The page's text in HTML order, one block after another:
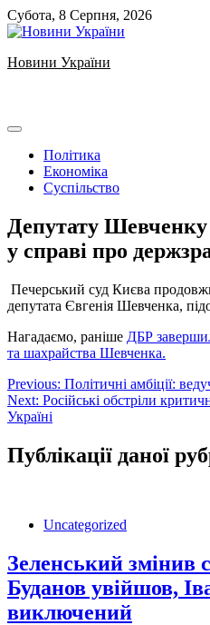
Skip
to
Субота, 8 Серпня, 2026
Новини України
Політика
Економіка
Суспільство
Депутату
у справі про
Печерський суд Києва
депутата Євгенія Шевченка,
Нагадаємо, раніше ДБР
та шахрайства Шевченка.
Навігація
записів
Previous: Політичні амбіції:
Next: Російські обстріли
Україні
Публікації даної
Uncategorized
Зеленський
Буданов увійшов,
виключений